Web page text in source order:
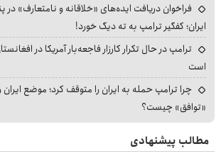
فراخوان دریافت ایده‌های «خلاقانه و نامتعارف» در
ایران؛ کفگیر ترامپ به ته دیگ خورد!
ترامپ در حال تکرار کارزار فاجعه‌بار آمریکا در
است
چرا ترامپ حمله به ایران را متوقف کرد؛ موضع ایران
«توافق» چیست؟
مطالب پیشنهادی